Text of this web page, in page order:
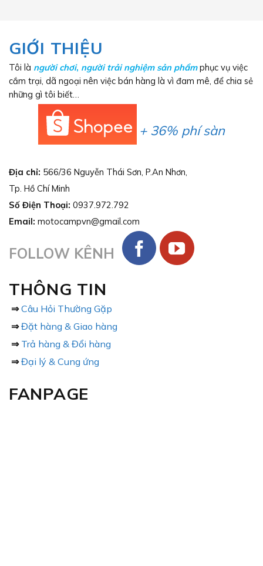
GIỚI THIỆU
Tôi là người chơi, người trải nghiệm sản phẩmphục vụ việc
cắm trại, dã ngoại nên việc bán hàng là vì đam mê, để chia sẻ
những gì tôi biết…
+ 36% phí sàn
Địa chỉ: 566/36 Nguyễn Thái Sơn, P.An Nhơn,
Tp. Hồ Chí Minh
Số Điện Thoại: 0937.972.792
Email: motocampvn@gmail.com
FOLLOW KÊNH
THÔNG TIN
⇒ Câu Hỏi Thường Gặp
⇒ Đặt hàng & Giao hàng
⇒ Trả hàng & Đổi hàng
⇒ Đại lý & Cung ứng
FANPAGE